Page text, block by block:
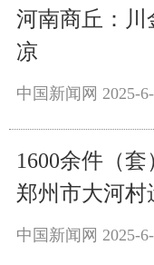
河南商丘：川
凉
中国新闻网 2025-
1600余件（
郑州市大河村
中国新闻网 2025-